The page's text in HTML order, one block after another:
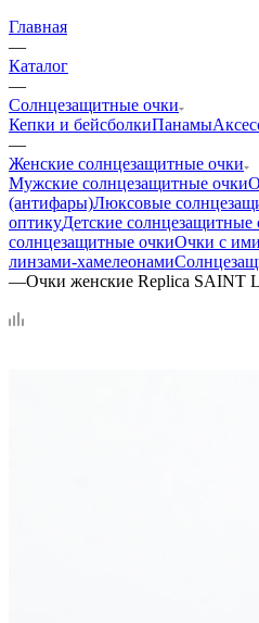
Главная
—
Каталог
—
Солнцезащитные очки
Кепки и бейсболкиПанамы
—
Женские солнцезащитные очки
Мужские солнцезащитные очки
(антифары)Люксовые
оптикуДетские солнцезащитные
солнцезащитные очкиОчки с
линзами-хамелеонами
—Очки женские Replica SAINT